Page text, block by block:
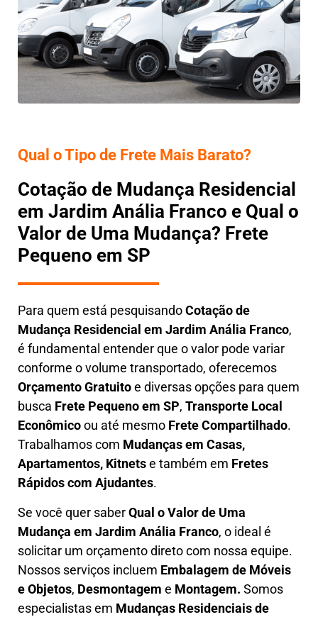
Qual o Tipo de Frete Mais Barato?
Cotação de Mudança Residencial
em Jardim Anália Franco e Qual o
Valor de Uma Mudança? Frete
Pequeno em SP
Para quem está pesquisandoCotação de
Mudança Residencial em Jardim Anália Franco,
é fundamental entender que o valor pode variar
conforme o volume transportado, oferecemos
Orçamento Gratuitoe diversas opções para quem
busca Frete Pequeno em SP, Transporte Local
Econômicoou até mesmo Frete Compartilhado.
Trabalhamos com Mudanças em Casas,
Apartamentos, Kitnetse também em Fretes
Rápidos com Ajudantes.
Se você quer saberQual o Valor de Uma
Mudança em Jardim Anália Franco, o ideal é
solicitar um orçamento direto com nossa equipe.
Nossos serviços incluem Embalagem de Móveis
e Objetos, Desmontagem e Montagem. Somos
especialistas em Mudanças Residenciais de